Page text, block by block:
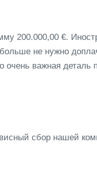
200.000,00 €.
не нужно
важная деталь
сбор нашей